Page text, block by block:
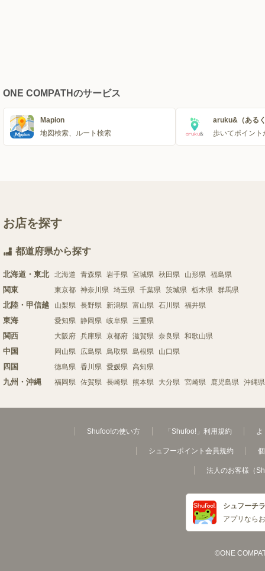
ONE COMPATHのサービス
Mapion
地図検索、ルート検索
aruku&（ある
歩いてポイント
お店を探す
都道府県から探す
北海道・東北 北海道 青森県 岩手県 宮城県 秋田県 山形県 福島県
関東 東京都 神奈川県 埼玉県 千葉県 茨城県 栃木県 群馬県
北陸・甲信越 山梨県 長野県 新潟県 富山県 石川県 福井県
東海 愛知県 静岡県 岐阜県 三重県
関西 大阪府 兵庫県 京都府 滋賀県 奈良県 和歌山県
中国 岡山県 広島県 鳥取県 島根県 山口県
四国 徳島県 香川県 愛媛県 高知県
九州・沖縄 福岡県 佐賀県 長崎県 熊本県 大分県 宮崎県 鹿児島県 沖縄県
Shufoo!の使い方 「Shufoo!」利用規約 よ
シュフーポイント会員規約
法人のお客様（
シュフーチ
アプリなら
©ONE